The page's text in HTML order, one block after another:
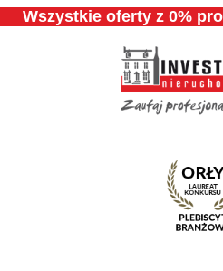
Przejdź
do
Wszystkie oferty z 0%